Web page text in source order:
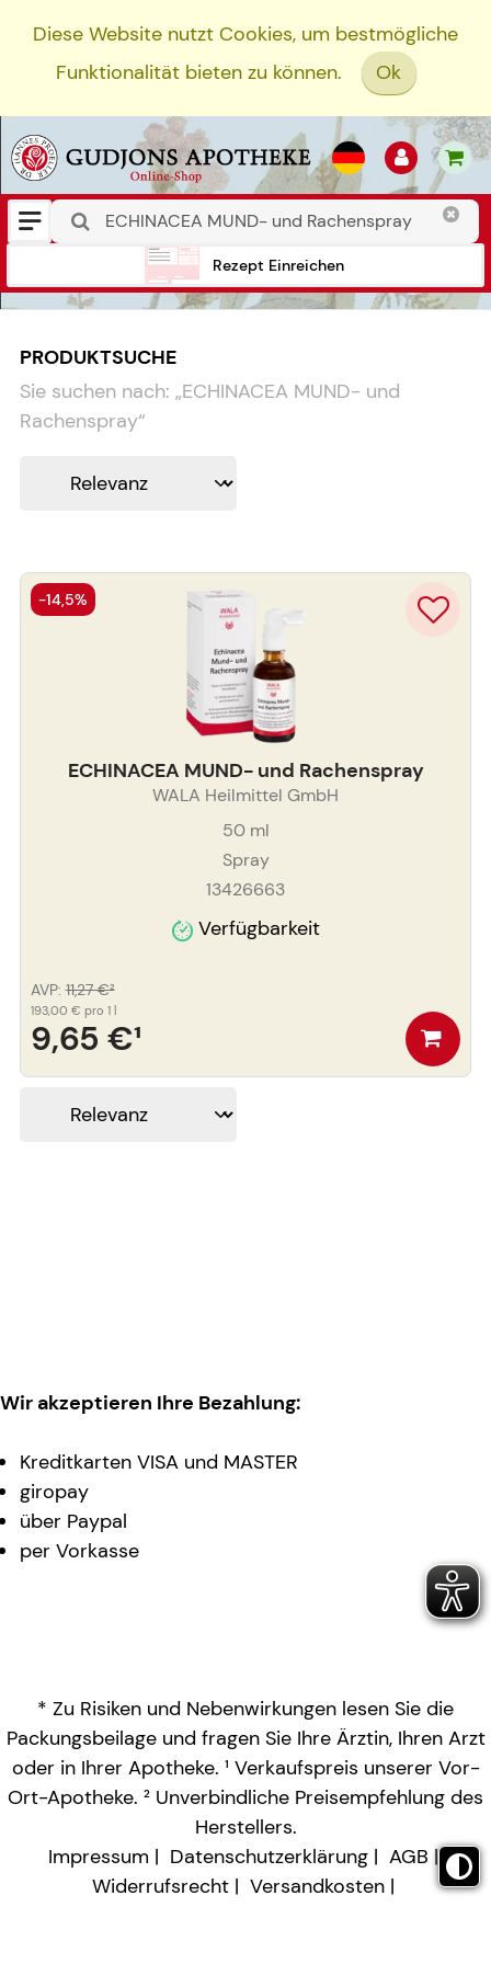
Diese Website nutzt Cookies, um bestmögliche
Funktionalität bieten zu können.
Ok
Rezept Einreichen
PRODUKTSUCHE
Sie suchen nach: „ECHINACEA MUND- und
Rachenspray“
ECHINACEA MUND- und Rachenspray
WALA Heilmittel GmbH
50ml
Spray
13426663
Verfügbarkeit
9,65 €¹
AVP: 11,27 €²
193,00 € pro 1 l
-14,5%
Wir akzeptieren Ihre Bezahlung:
Kreditkarten VISA und MASTER
giropay
über Paypal
per Vorkasse
* Zu Risiken und Nebenwirkungen lesen Sie die
Packungsbeilage und fragen Sie Ihre Ärztin, Ihren Arzt
oder in Ihrer Apotheke. ¹ Verkaufspreis unserer Vor-
Ort-Apotheke. ² Unverbindliche Preisempfehlung des
Herstellers.
Impressum
Datenschutzerklärung
AGB
Widerrufsrecht
Versandkosten